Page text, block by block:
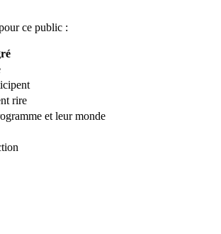
ce public :
rire
et leur monde